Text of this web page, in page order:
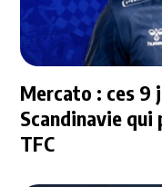
Mercato : ces 9
Scandinavie
TFC